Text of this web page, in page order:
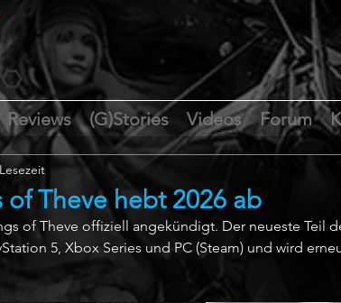
Reviews (G)Stories Videos Forum
Theve hebt 2026 ab
of Theve offiziell angekündigt. Der neueste Teil
5, Xbox Series und PC (Steam) und wird